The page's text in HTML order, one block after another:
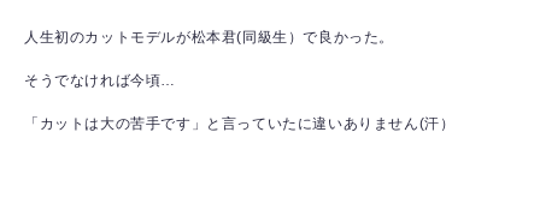
人生初のカットモデルが松本君(同級生）で良かった。
そうでなければ今頃…
「カットは大の苦手です」と言っていたに違いありません(汗）